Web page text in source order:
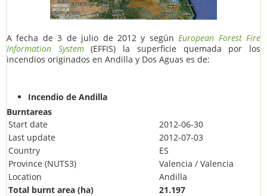
A fecha de 3 de julio de 2012 y segúnEuropean Forest Fire
Information System(EFFIS) la superficie quemada por los
incendios originados en Andilla y Dos Aguas es de:
Incendio de Andilla
Burntareas
Start date
2012-06-30
Last update
2012-07-03
Country
ES
Province (NUTS3)
Valencia / Valencia
Location
Andilla
Total burnt area (ha)
21.197